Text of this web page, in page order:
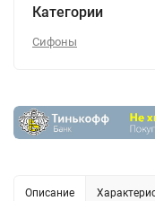
Категории
Сифоны
Описание